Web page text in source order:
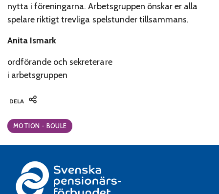
nytta i föreningarna. Arbetsgruppen önskar er alla
spelare riktigt trevliga spelstunder tillsammans.
Anita Ismark
ordförande och sekreterare
i arbetsgruppen
DELA
Categories:
MOTION - BOULE